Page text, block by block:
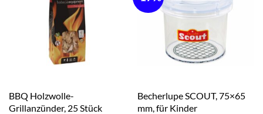
BBQ Holzwolle-
Grillanzünder, 25 Stück
Becherlupe SCOUT, 75×65
mm, für Kinder